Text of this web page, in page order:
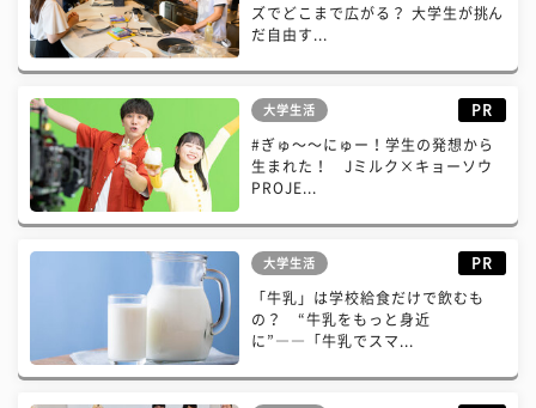
ズでどこまで広がる？ 大学生が挑ん
だ自由す...
大学生活 PR
#ぎゅ〜〜にゅー！学生の発想から
生まれた！ Jミルク×キョーソウ
PROJE...
大学生活 PR
「牛乳」は学校給食だけで飲むも
の？ “牛乳をもっと身近
に”――「牛乳でスマ...